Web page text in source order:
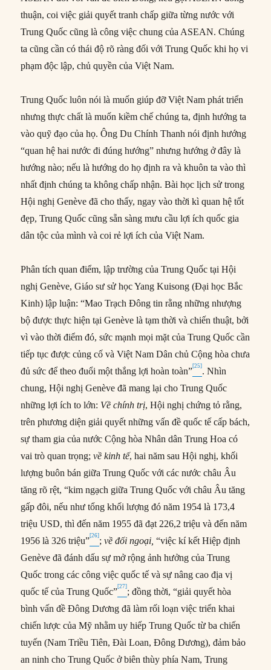
thuận, coi việc giải quyết tranh chấp giữa từng nước với
Trung Quốc cũng là công việc chung của ASEAN. Chúng
ta cũng cần có thái độ rõ ràng đối với Trung Quốc khi họ vi
phạm độc lập, chủ quyền của Việt Nam.
Trung Quốc luôn nói là muốn giúp đỡ Việt Nam phát triển
nhưng thực chất là muốn kiềm chế chúng ta, định hướng ta
vào quỹ đạo của họ. Ông Du Chính Thanh nói định hướng
“quan hệ hai nước đi đúng hướng” nhưng hướng ở đây là
hướng nào; nếu là hướng do họ định ra và khuôn ta vào thì
nhất định chúng ta không chấp nhận. Bài học lịch sử trong
Hội nghị Genève đã cho thấy, ngay vào thời kì quan hệ tốt
đẹp, Trung Quốc cũng sẵn sàng mưu cầu lợi ích quốc gia
dân tộc của mình và coi rẻ lợi ích của Việt Nam.
Phân tích quan điểm, lập trường của Trung Quốc tại Hội
nghị Genève, Giáo sư sử học Yang Kuisong (Đại học Bắc
Kinh) lập luận: “Mao Trạch Đông tin rằng những nhượng
bộ được thực hiện tại Genève là tạm thời và chiến thuật, bởi
vì vào thời điểm đó, sức mạnh mọi mặt của Trung Quốc cần
tiếp tục được củng cố và Việt Nam Dân chủ Cộng hòa chưa
đủ sức để theo đuổi một thắng lợi hoàn toàn”[25] . Nhìn
chung, Hội nghị Genève đã mang lại cho Trung Quốc
những lợi ích to lớn: Về chính trị, Hội nghị chứng tỏ rằng,
trên phương diện giải quyết những vấn đề quốc tế cấp bách,
sự tham gia của nước Cộng hòa Nhân dân Trung Hoa có
vai trò quan trọng;về kinh tế, hai năm sau Hội nghị, khối
lượng buôn bán giữa Trung Quốc với các nước châu Âu
tăng rõ rệt, “kim ngạch giữa Trung Quốc với châu Âu tăng
gấp đôi, nếu như tổng khối lượng đó năm 1954 là 173,4
triệu USD, thì đến năm 1955 đã đạt 226,2 triệu và đến năm
1956 là 326 triệu”[26] ;về đối ngoại, “việc kí kết Hiệp định
Genève đã đánh dấu sự mở rộng ảnh hưởng của Trung
Quốc trong các công việc quốc tế và sự nâng cao địa vị
quốc tế của Trung Quốc”[27] ; đồng thời, “giải quyết hòa
bình vấn đề Đông Dương đã làm rối loạn việc triển khai
chiến lược của Mỹ nhằm uy hiếp Trung Quốc từ ba chiến
tuyến (Nam Triều Tiên, Đài Loan, Đông Dương), đảm bảo
an ninh cho Trung Quốc ở biên thùy phía Nam, Trung